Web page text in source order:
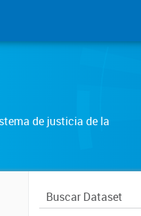
de justicia de la